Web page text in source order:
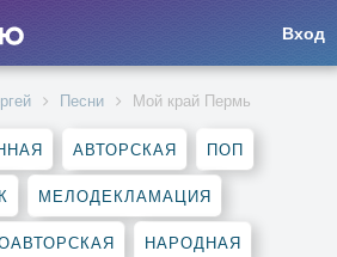
Вход
Песни Мой край Пермь
АВТОРСКАЯ ПОП
МЕЛОДЕКЛАМАЦИЯ
НАРОДНАЯ